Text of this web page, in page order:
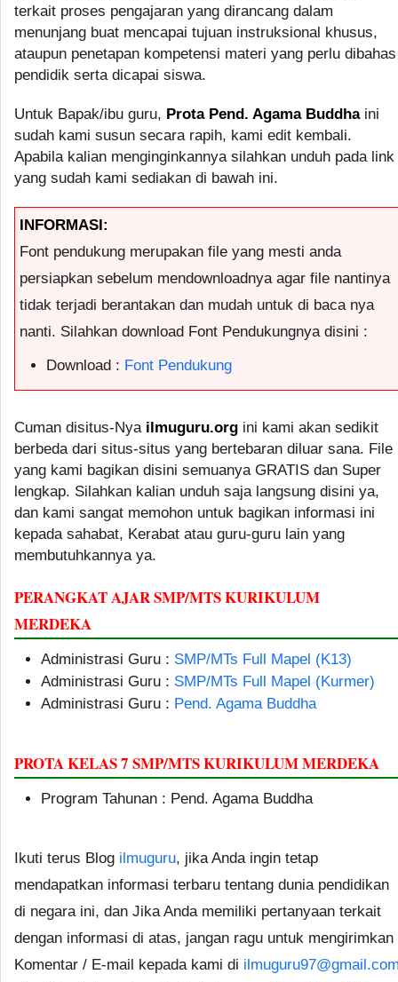
terkait proses pengajaran yang dirancang dalam
menunjang buat mencapai tujuan instruksional khusus,
ataupun penetapan kompetensi materi yang perlu dibahas
pendidik serta dicapai siswa.
Untuk Bapak/ibu guru, Prota Pend. Agama Buddhaini
sudah kami susun secara rapih, kami edit kembali.
Apabila kalian menginginkannya silahkan unduh pada link
yang sudah kami sediakan di bawah ini.
INFORMASI:
Font pendukung merupakan file yang mesti anda
persiapkan sebelum mendownloadnya agar file nantinya
tidak terjadi berantakan dan mudah untuk di baca nya
nanti. Silahkan download Font Pendukungnya disini :
Download : Font Pendukung
Cuman disitus-Nya ilmuguru.org ini kami akan sedikit
berbeda dari situs-situs yang bertebaran diluar sana. File
yang kami bagikan disini semuanya GRATIS dan Super
lengkap. Silahkan kalian unduh saja langsung disini ya,
dan kami sangat memohon untuk bagikan informasi ini
kepada sahabat, Kerabat atau guru-guru lain yang
membutuhkannya ya.
PERANGKAT AJAR SMP/MTS KURIKULUM
MERDEKA
Administrasi Guru : SMP/MTs Full Mapel (K13)
Administrasi Guru : SMP/MTs Full Mapel (Kurmer)
Administrasi Guru : Pend. Agama Buddha
PROTA KELAS 7 SMP/MTS KURIKULUM MERDEKA
Program Tahunan : Pend. Agama Buddha
Ikuti terus Blog ilmuguru, jika Anda ingin tetap
mendapatkan informasi terbaru tentang dunia pendidikan
di negara ini, dan Jika Anda memiliki pertanyaan terkait
dengan informasi di atas, jangan ragu untuk mengirimkan
Komentar / E-mail kepada kami di